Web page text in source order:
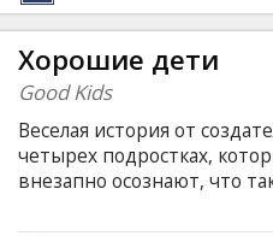
Хорошие дети
Good Kids
Веселая история от
четырех подростках,
внезапно осознают, что